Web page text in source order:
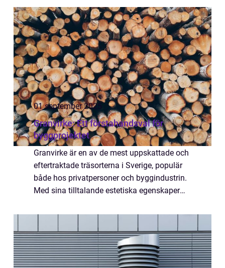
dessa nyck...
01 september 2025
Granvirke: Ett förstahandsval för
byggprojektet
Granvirke är en av de mest uppskattade och
eftertraktade träsorterna i Sverige, populär
både hos privatpersoner och byggindustrin.
Med sina tilltalande estetiska egenskaper
f&ou...